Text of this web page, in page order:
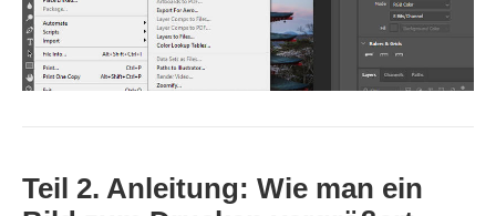
Teil 2. Anleitung: Wie man ein